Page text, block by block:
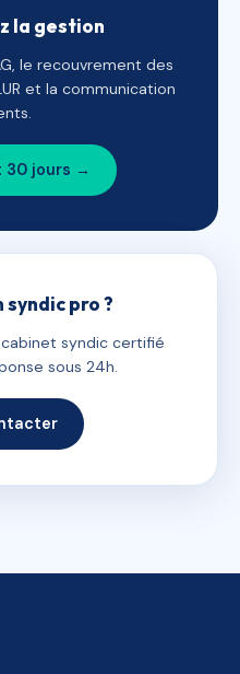
la gestion
le recouvrement des
et la communication
30 jours →
syndic pro ?
syndic certifié
sous 24h.